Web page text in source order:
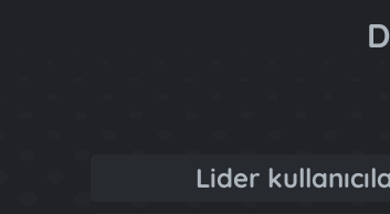
Lider